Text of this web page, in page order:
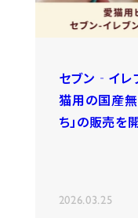
セブン‐イレ
猫用の国産無
ち」の販売を
2026.03.25